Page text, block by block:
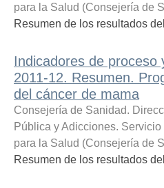
para la Salud (Consejería de
Resumen de los resultados
Indicadores de proceso
2011-12. Resumen.
del cáncer de mama
Consejería de Sanidad.
Pública y Adicciones.
para la Salud (Consejería de
Resumen de los resultados